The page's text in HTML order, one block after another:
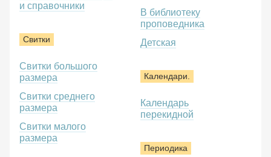
и справочники
Свитки
Свитки большого
размера
Свитки среднего
размера
Свитки малого
размера
В библиотеку
проповедника
Детская
Календари.
Календарь
перекидной
Периодика